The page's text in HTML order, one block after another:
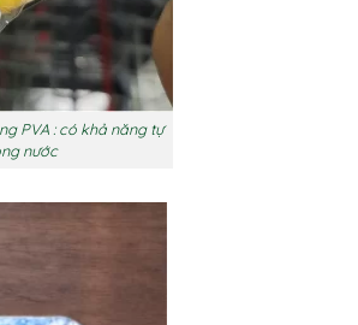
PVA : có khả năng tự
nước